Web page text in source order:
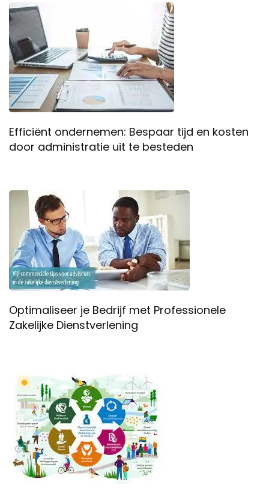
Efficiënt ondernemen: Bespaar tijd en kosten
door administratie uit te besteden
Optimaliseer je Bedrijf met Professionele
Zakelijke Dienstverlening